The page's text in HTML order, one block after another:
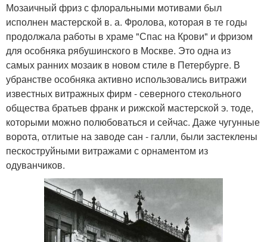
Мозаичный фриз с флоральными мотивами был
исполнен мастерской в. а. Фролова, которая в те годы
продолжала работы в храме "Спас на Крови" и фризом
для особняка рябушинского в Москве. Это одна из
самых ранних мозаик в новом стиле в Петербурге. В
убранстве особняка активно использовались витражи
известных витражных фирм - северного стекольного
общества братьев франк и рижской мастерской э. тоде,
которыми можно полюбоваться и сейчас. Даже чугунные
ворота, отлитые на заводе сан - галли, были застеклены
пескоструйными витражами с орнаментом из
одуванчиков.